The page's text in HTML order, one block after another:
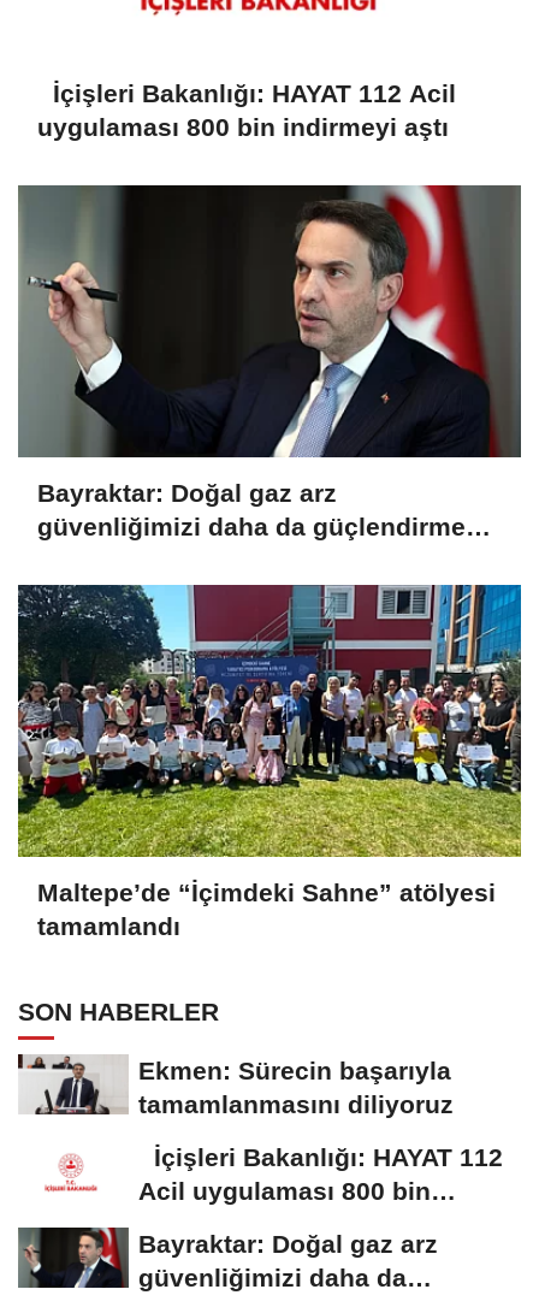
İçişleri Bakanlığı: HAYAT 112 Acil
uygulaması 800 bin indirmeyi aştı
Bayraktar: Doğal gaz arz
güvenliğimizi daha da güçlendirmeye
Maltepe’de “İçimdeki Sahne” atölyesi
tamamlandı
SON HABERLER
Ekmen: Sürecin başarıyla
tamamlanmasını diliyoruz
İçişleri Bakanlığı: HAYAT 112
Acil uygulaması 800 bin
Bayraktar: Doğal gaz arz
güvenliğimizi daha da